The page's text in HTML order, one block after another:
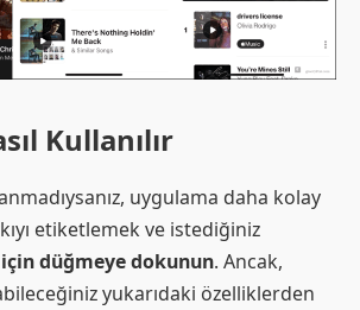
Kullanılır
uygulama daha kolay
etiketlemek ve istediğiniz
için düğmeye dokunun. Ancak,
yukarıdaki özelliklerden